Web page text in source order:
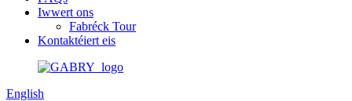
Iwwert ons
Fabréck Tour
Kontaktéiert eis
English